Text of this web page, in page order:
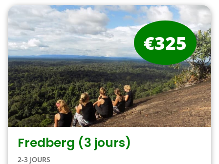
Fredberg (3 jours)
2-3 JOURS
€325